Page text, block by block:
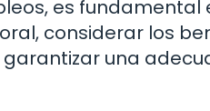
es
considerar los
una